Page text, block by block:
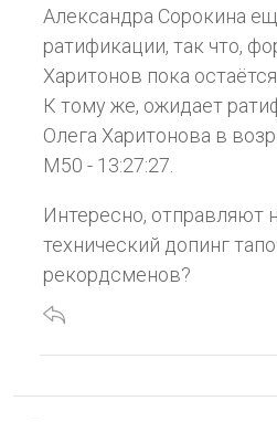
Александра Сорокина
ратификации, так что,
Харитонов пока
К тому же, ожидает
Олега Харитонова в
M50 - 13:27:27.
Интересно, отправляют
технический допинг
рекордсменов?